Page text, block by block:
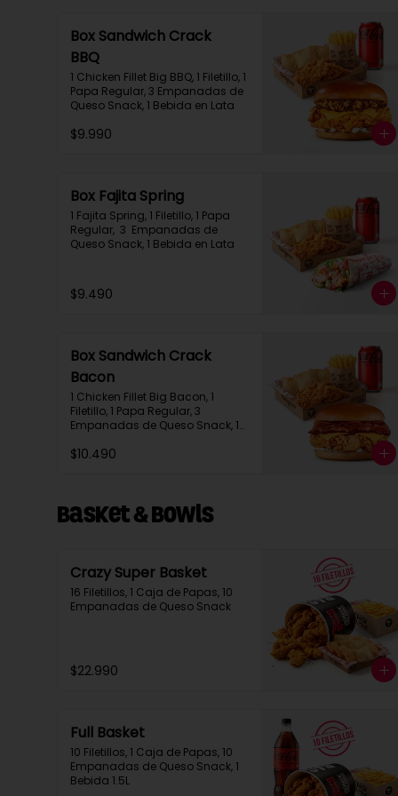
Box Sandwich Crack
BBQ
1 Chicken Fillet Big BBQ, 1 Filetillo, 1
Papa Regular, 3 Empanadas de
Queso Snack, 1 Bebida en Lata
$9.990
Box Fajita Spring
1 Fajita Spring, 1 Filetillo, 1 Papa
Regular,  3  Empanadas de
Queso Snack, 1 Bebida en Lata
$9.490
Box Sandwich Crack
Bacon
1 Chicken Fillet Big Bacon, 1
Filetillo, 1 Papa Regular, 3
Empanadas de Queso Snack, 1
$10.490
Basket & Bowls
Crazy Super Basket
16 Filetillos, 1 Caja de Papas, 10
Empanadas de Queso Snack
$22.990
Full Basket
10 Filetillos, 1 Caja de Papas, 10
Empanadas de Queso Snack, 1
Bebida 1.5L